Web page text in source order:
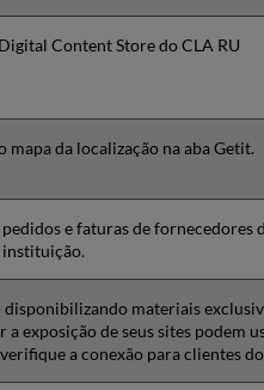
Content Store do CLA RU
mapa da localização na aba Getit.
e faturas de fornecedores
instituição.
disponibilizando materiais
a exposição de seus sites podem
a conexão para clientes